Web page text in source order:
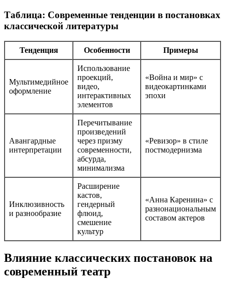
Таблица: Современные тенденции в постановках
классической литературы
Тенденция Особенности Примеры
Мультимедийное
оформление
Использование
проекций,
видео,
интерактивных
элементов
«Война и мир» с
видеокартинками
эпохи
Авангардные
интерпретации
Перечитывание
произведений
через призму
современности,
абсурда,
минимализма
«Ревизор» в стиле
постмодернизма
Инклюзивность
и разнообразие
Расширение
кастов,
гендерный
флюид,
смешение
культур
«Анна Каренина» с
разнонациональным
составом актеров
Влияние классических постановок на
современный театр